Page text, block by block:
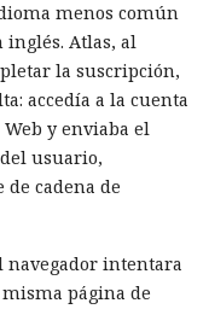
menos común
Atlas, al
la suscripción,
accedía a la cuenta
y enviaba el
usuario,
cadena de
intentara
página de